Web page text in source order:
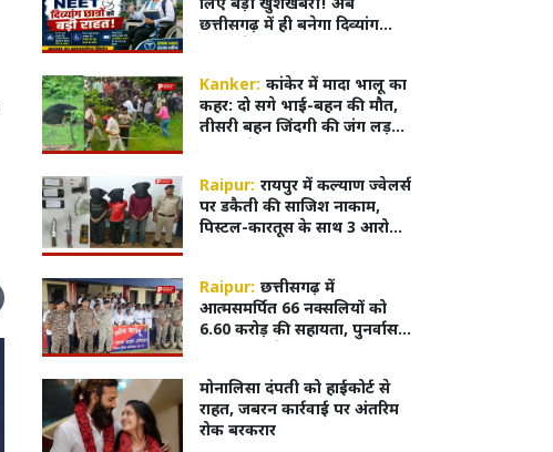
लिए बड़ी खुशखबरी! अब
छत्तीसगढ़ में ही बनेगा दिव्यांग
Kanker: कांकेर में मादा भालू का
कहर: दो सगे भाई-बहन की मौत,
तीसरी बहन जिंदगी की जंग लड़
Raipur: रायपुर में कल्याण ज्वेलर्स
पर डकैती की साजिश नाकाम,
पिस्टल-कारतूस के साथ 3 आरोपी
Raipur: छत्तीसगढ़ में
आत्मसमर्पित 66 नक्सलियों को
6.60 करोड़ की सहायता, पुनर्वास
मोनालिसा दंपती को हाईकोर्ट से
राहत, जबरन कार्रवाई पर अंतरिम
रोक बरकरार